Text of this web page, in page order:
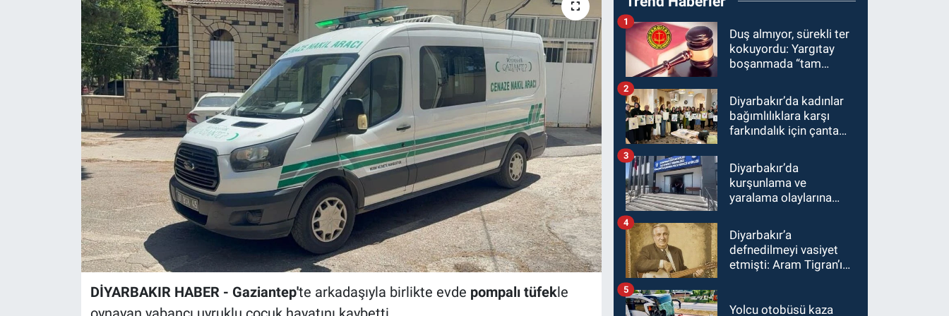
DİYARBAKIR HABER - Gaziantep'te arkadaşıyla birlikte evde pompalı tüfekle
Duş almıyor, sürekli ter
kokuyordu: Yargıtay
boşanmada “tam
1
Diyarbakır’da kadınlar
bağımlılıklara karşı
farkındalık için çanta
2
Diyarbakır’da
kurşunlama ve
yaralama olaylarına
3
Diyarbakır’a
defnedilmeyi vasiyet
etmişti: Aram Tigran’ın
4
Yolcu otobüsü kaza
5
EĞİTİM
ÖZEL HABER
POLİTİKA
SAĞLIK
TEKNOLOJİ